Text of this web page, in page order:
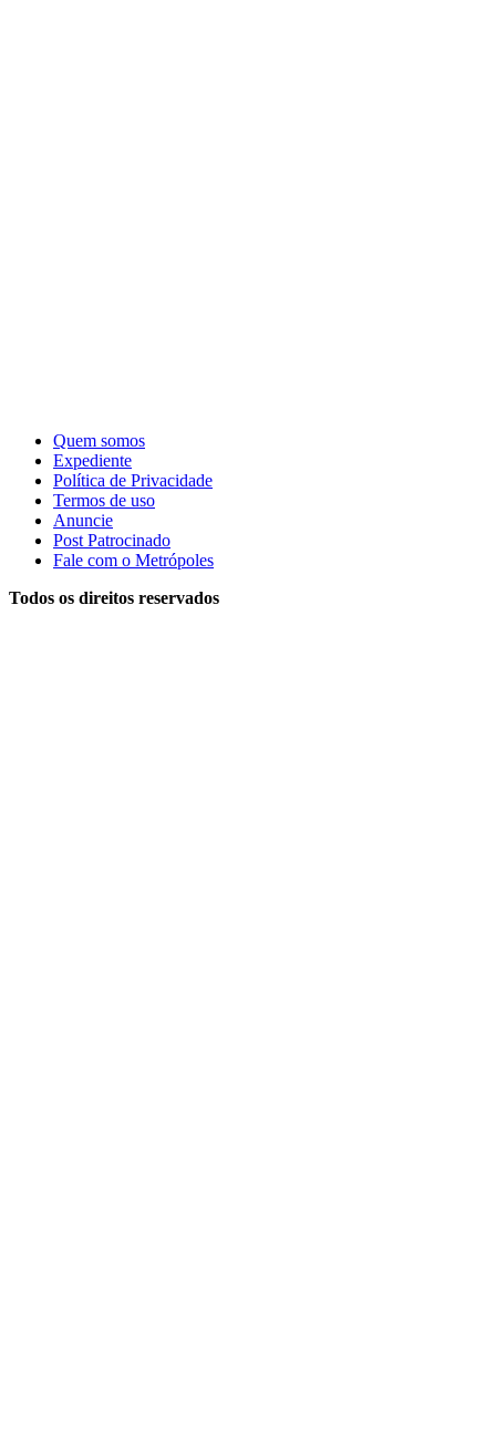
Quem somos
Expediente
Política de Privacidade
Termos de uso
Anuncie
Post Patrocinado
Fale com o Metrópoles
Todos os direitos reservados